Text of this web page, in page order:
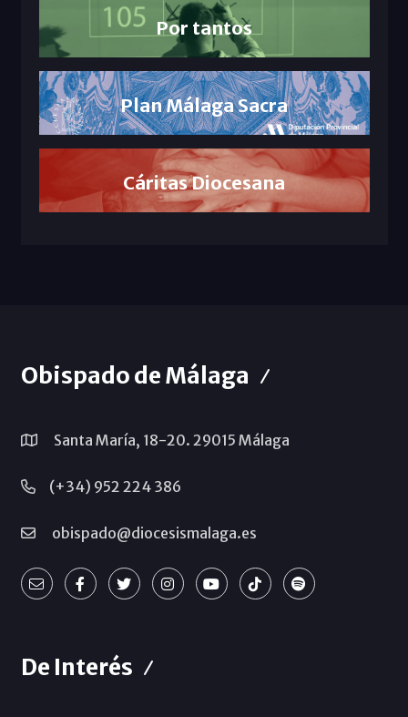
Por tantos
Plan Málaga Sacra
Cáritas Diocesana
Obispado de Málaga
Santa María, 18-20. 29015 Málaga
(+34) 952 224 386
obispado@diocesismalaga.es
De Interés